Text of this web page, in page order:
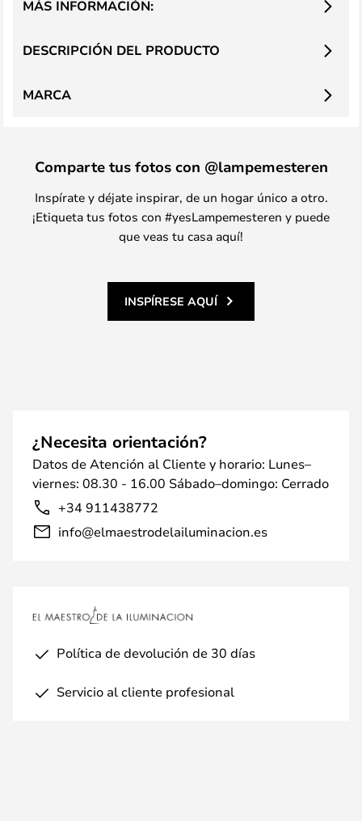
DESCRIPCIÓN DEL PRODUCTO
MÁS INFORMACIÓN:
MARCA
Comparte tus fotos con @lampemesteren
Inspírate y déjate inspirar, de un hogar único a otro.
¡Etiqueta tus fotos con #yesLampemesteren y puede
que veas tu casa aquí!
INSPÍRESE AQUÍ
¿Necesita orientación?
Datos de Atención al Cliente y horario: Lunes–
viernes: 08.30 - 16.00 Sábado–domingo: Cerrado
+34 911438772
info@elmaestrodelailuminacion.es
Política de devolución de 30 días
Servicio al cliente profesional